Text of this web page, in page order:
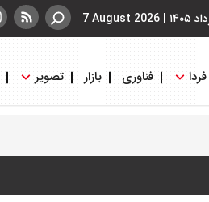
|
7 August 2026
فردا فناوری بازار تصویر